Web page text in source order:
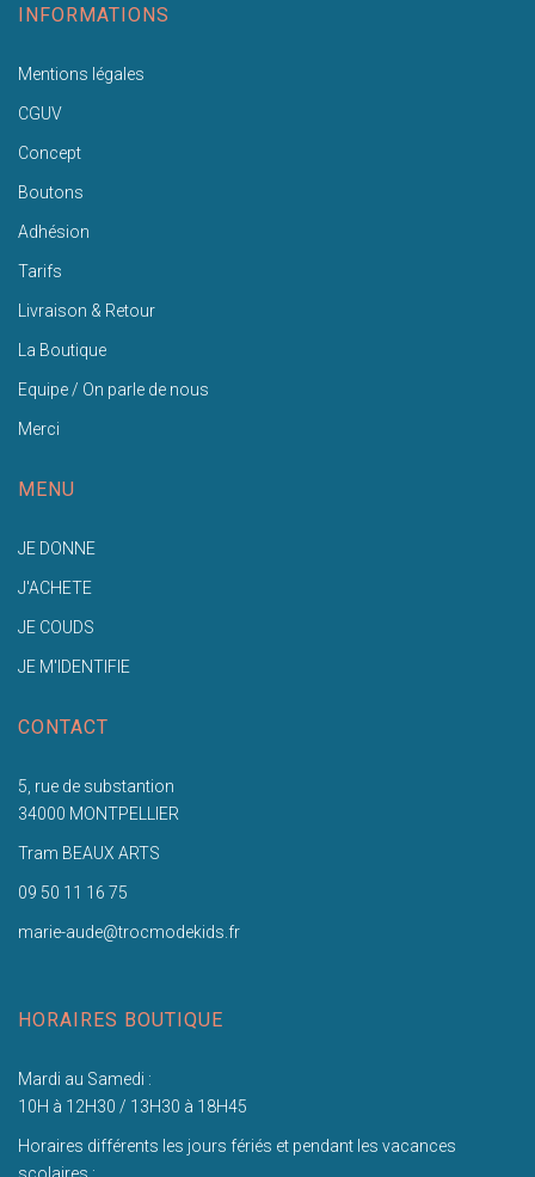
INFORMATIONS
Mentions légales
CGUV
Concept
Boutons
Adhésion
Tarifs
Livraison & Retour
La Boutique
Equipe / On parle de nous
Merci
MENU
JE DONNE
J'ACHETE
JE COUDS
JE M'IDENTIFIE
CONTACT
5, rue de substantion
34000 MONTPELLIER
Tram BEAUX ARTS
09 50 11 16 75
marie-aude@trocmodekids.fr
HORAIRES BOUTIQUE
Mardi au Samedi :
10H à 12H30 / 13H30 à 18H45
Horaires différents les jours fériés et pendant les vacances